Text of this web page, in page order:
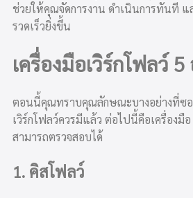
ช่วยให้คุณจัดการงาน ดำเนินการทันที แ
รวดเร็วยิ่งขึ้น
เครื่องมือเวิร์กโฟลว์
ตอนนี้คุณทราบคุณลักษณะบางอย่างที่ซอ
เวิร์กโฟลว์ควรมีแล้ว ต่อไปนี้คือเครื่องมื
สามารถตรวจสอบได้
1. คิสโฟลว์